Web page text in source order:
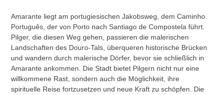
Amarante liegt am portugiesischen Jakobsweg, dem Caminho
Português, der von Porto nach Santiago de Compostela führt.
Pilger, die diesen Weg gehen, passieren die malerischen
Landschaften des Douro-Tals, überqueren historische Brücken
und wandern durch malerische Dörfer, bevor sie schließlich in
Amarante ankommen. Die Stadt bietet Pilgern nicht nur eine
willkommene Rast, sondern auch die Möglichkeit, ihre
spirituelle Reise fortzusetzen und neue Kraft zu schöpfen. Die